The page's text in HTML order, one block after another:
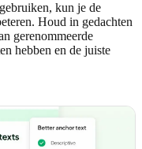
kun je de
Houd in gedachten
gerenommeerde
hebben en de juiste